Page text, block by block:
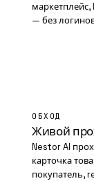
— без
ОБХОД
Живой
Nestor AI
карточка
покупатель,